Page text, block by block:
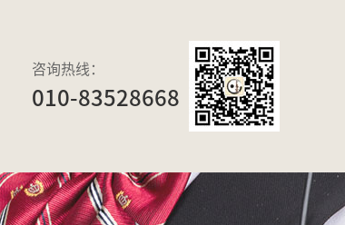
咨询热线：
010-83528668